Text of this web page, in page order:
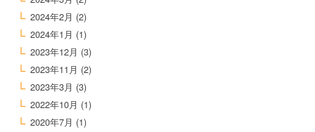
2024年2月 (2)
2024年1月 (1)
2023年12月 (3)
2023年11月 (2)
2023年3月 (3)
2022年10月 (1)
2020年7月 (1)